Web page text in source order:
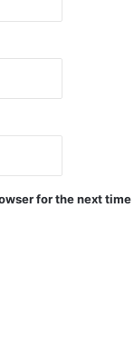
for the next time